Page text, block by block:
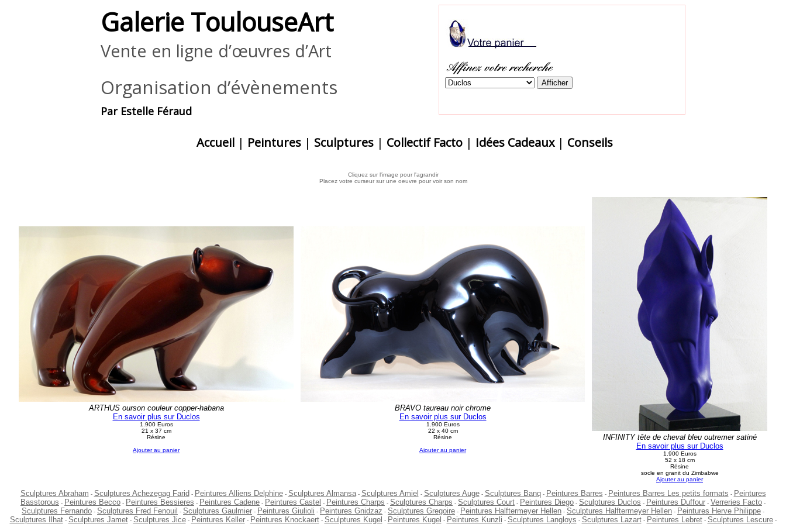
Galerie ToulouseArt
Vente en ligne d’œuvres d’Art
Organisation d’évènements
Par Estelle Féraud
Accueil | Peintures | Sculptures | Collectif Facto | Idées Cadeaux| Conseils
Cliquez sur l'image pour l'agrandir
Placez votre curseur sur une oeuvre pour voir son nom
ARTHUS ourson couleur copper-habana
En savoir plus sur Duclos
1.900 Euros
21 x 37 cm
Résine
Ajouter au panier
BRAVO taureau noir chrome
En savoir plus sur Duclos
1.900 Euros
22 x 40 cm
Résine
Ajouter au panier
INFINITY tête de cheval bleu outremer satiné
En savoir plus sur Duclos
1.900 Euros
52 x 18 cm
Résine
socle en granit du Zimbabwe
Ajouter au panier
Sculptures Abraham - Sculptures Achezegag Farid - Peintures Alliens Delphine- Sculptures Almansa- Sculptures Amiel - Sculptures Auge- Sculptures Banq- Peintures Barres - Peintures Barres Les petits formats - Peintures
Basstorous - Peintures Becco - Peintures Bessieres - Peintures Cadene - Peintures Castel - Peintures Charps - Sculptures Charps - Sculptures Court - Peintures Diego - Sculptures Duclos - Peintures Duffour - Verreries Facto -
Sculptures Fernando - Sculptures Fred Fenouil - Sculptures Gaulmier - Peintures Giulioli - Peintures Gnidzaz - Sculptures Gregoire - Peintures Halftermeyer Hellen - Sculptures Halftermeyer Hellen - Peintures Herve Philippe -
Sculptures Ilhat- Sculptures Jamet- Sculptures Jice- Peintures Keller- Peintures Knockaert- Sculptures Kugel - Peintures Kugel - Peintures Kunzli - Sculptures Langloys - Sculptures Lazart- Peintures Lebret- Sculptures Lescure-